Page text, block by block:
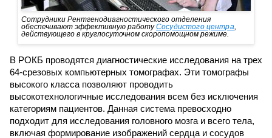
Сотрудники Рентгенодиагностического отделения
обеспечивают эффективную работуСосудистого центра,
действующего в круглосуточном скоропомощном режиме.
В РОКБ проводятся диагностические исследования на трех
64-срезовых компьютерных томографах. Эти томографы
высокого класса позволяют проводить
высокотехнологичные исследования всем без исключения
категориям пациентов. Данная система превосходно
подходит для исследования головного мозга и всего тела,
включая формирование изображений сердца и сосудов